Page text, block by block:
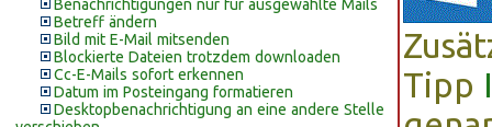
Benachrichtigungen nur für ausgewählte Mails
Betreff ändern
Bild mit E-Mail mitsenden
Blockierte Dateien trotzdem downloaden
Cc-E-Mails sofort erkennen
Datum im Posteingang formatieren
Desktopbenachrichtigung an eine andere Stelle
Tipp